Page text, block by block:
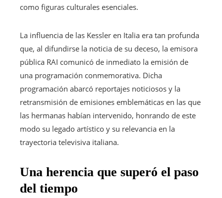
como figuras culturales esenciales.
La influencia de las Kessler en Italia era tan profunda
que, al difundirse la noticia de su deceso, la emisora
pública RAI comunicó de inmediato la emisión de
una programación conmemorativa. Dicha
programación abarcó reportajes noticiosos y la
retransmisión de emisiones emblemáticas en las que
las hermanas habían intervenido, honrando de este
modo su legado artístico y su relevancia en la
trayectoria televisiva italiana.
Una herencia que superó el paso
del tiempo